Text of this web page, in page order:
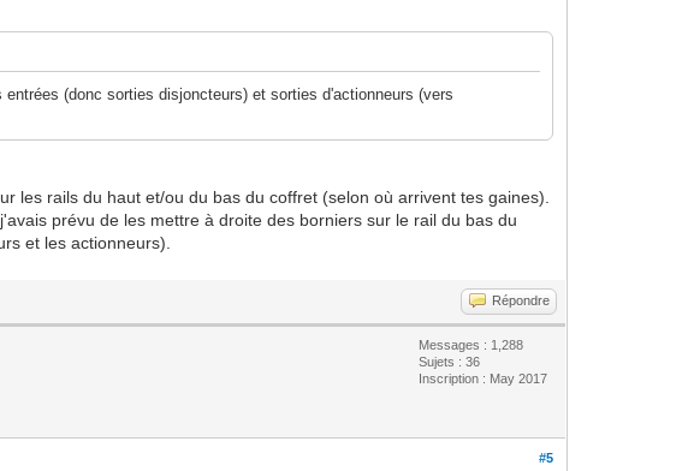
(donc sorties disjoncteurs) et sorties d'actionneurs (vers
les rails du haut et/ou du bas du coffret (selon où arrivent tes gaines).
prévu de les mettre à droite des borniers sur le rail du bas du
et les actionneurs).
Répondre
Messages : 1,288
Sujets : 36
Inscription : May 2017
#5